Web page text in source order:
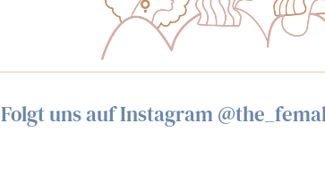
Folgt uns auf Instagram